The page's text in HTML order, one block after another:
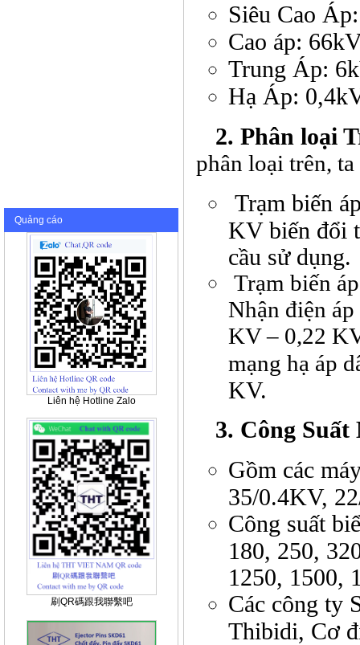
Quảng cáo
Liên hệ Hotline Zalo
刷QR碼跟我聯繫吧
Siêu Cao
Cao áp:
Trung Áp:
Hạ Áp:
2. Phân loại
phân loại trên,
Trạm biến
KV biến đổi
cầu sử dụng.
Trạm biến
Nhận điện
KV – 0,22
mạng hạ áp
KV.
3. Công Suất
Gồm các
35/0.4KV,
Công suất
180, 250,
1250, 1500,
Các công ty
Thibidi, Cơ